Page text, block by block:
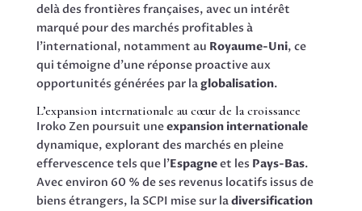
delà des frontières françaises, avec un intérêt
marqué pour des marchés profitables à
l’international, notamment au Royaume-Uni, ce
qui témoigne d’une réponse proactive aux
opportunités générées par laglobalisation.
L’expansion internationale au cœur de la croissance
Iroko Zen poursuit uneexpansion internationale
dynamique, explorant des marchés en pleine
effervescence tels que l’Espagneet les Pays-Bas.
Avec environ 60 % de ses revenus locatifs issus de
biens étrangers, la SCPI mise sur ladiversification